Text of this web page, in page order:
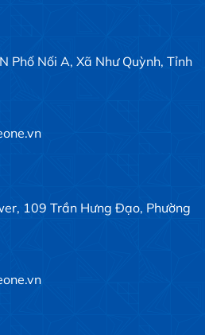
Phố Nối A, Xã Như Quỳnh, Tỉnh
109 Trần Hưng Đạo, Phường